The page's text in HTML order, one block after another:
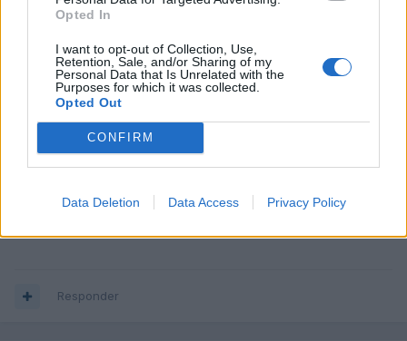
Opted In
I want to opt-out of Collection, Use,
Retention, Sale, and/or Sharing of my
Personal Data that Is Unrelated with the
Purposes for which it was collected.
Opted Out
CONFIRM
Data Deletion Data Access Privacy Policy
Responder
Juanjo
Publicado7 de Junio del 2004
(nada más que el amor
).
Saludos.
Responder